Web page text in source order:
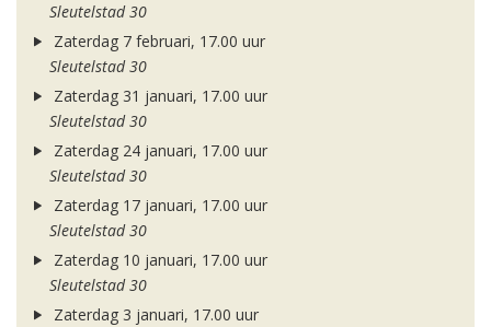
Sleutelstad 30
Zaterdag 7 februari, 17.00 uur
Sleutelstad 30
Zaterdag 31 januari, 17.00 uur
Sleutelstad 30
Zaterdag 24 januari, 17.00 uur
Sleutelstad 30
Zaterdag 17 januari, 17.00 uur
Sleutelstad 30
Zaterdag 10 januari, 17.00 uur
Sleutelstad 30
Zaterdag 3 januari, 17.00 uur